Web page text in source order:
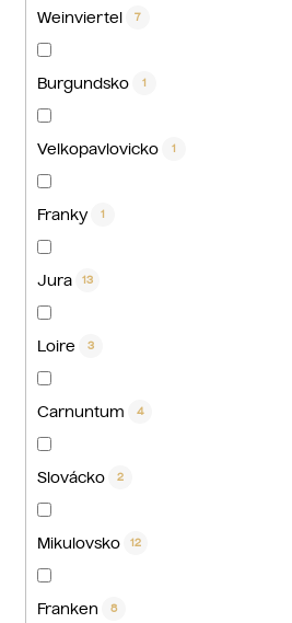
Weinviertel 7
Burgundsko 1
Velkopavlovicko 1
Franky 1
Jura 13
Loire 3
Carnuntum 4
Slovácko 2
Mikulovsko 12
Franken 8